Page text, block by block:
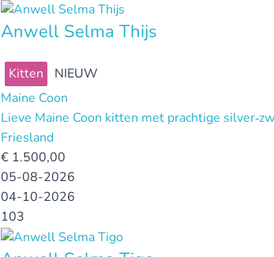
Anwell Selma Thijs
Kitten
NIEUW
Maine Coon
Lieve Maine Coon kitten met prachtige
Friesland
€ 1.500,00
05-08-2026
04-10-2026
103